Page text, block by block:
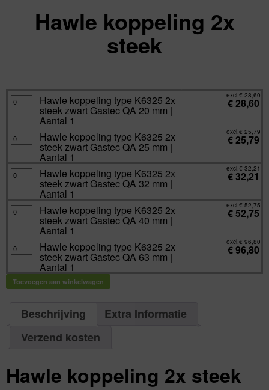
Hawle koppeling 2x
steek
Hawle
koppeling
type
steek
zwart
Gastec
|
Aantal
1
Hawle koppeling type K6325 2x
steek zwart Gastec QA 20 mm |
Aantal 1
excl.€ 28,60
€28,60
Hawle
koppeling
type
steek
zwart
Gastec
|
Aantal
1
Hawle koppeling type K6325 2x
steek zwart Gastec QA 25 mm |
Aantal 1
excl.€ 25,79
€25,79
Hawle
koppeling
type
steek
zwart
Gastec
|
Aantal
1
Hawle koppeling type K6325 2x
steek zwart Gastec QA 32 mm |
Aantal 1
excl.€ 32,21
€32,21
Hawle
koppeling
type
steek
zwart
Gastec
mm
Aantal
Hawle koppeling type K6325 2x
steek zwart Gastec QA 40 mm |
Aantal 1
excl.€ 52,75
€52,75
Hawle
koppeling
type
steek
zwart
Gastec
aantal
Hawle koppeling type K6325 2x
steek zwart Gastec QA 63 mm |
Aantal 1
excl.€ 96,80
€96,80
Toevoegen aan winkelwagen
Beschrijving
Extra Informatie
Verzend kosten
Hawle koppeling 2x steek